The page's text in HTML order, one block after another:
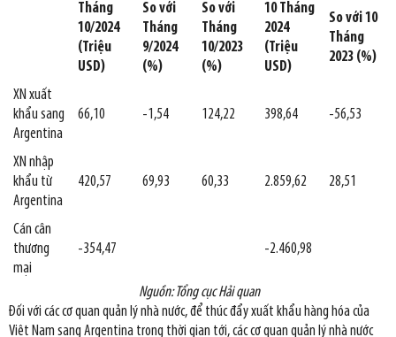
Tháng
10/2024
(Triệu
USD)
So với
Tháng
9/2024
(%)
So với
Tháng
10/2023
(%)
10 Tháng
2024
(Triệu
USD)
So với 10
Tháng
2023 (%)
XN xuất
khẩu sang
Argentina
66,10 -1,54 124,22 398,64 -56,53
XN nhập
khẩu từ
Argentina
420,57 69,93 60,33 2.859,62 28,51
Cán cân
thương
mại
-354,47 -2.460,98
Nguồn: Tổng cục Hải quan
Đối với các cơ quan quản lý nhà nước, để thúc đẩy xuất khẩu hàng hóa của
Việt Nam sang Argentina trong thời gian tới, các cơ quan quản lý nhà nước